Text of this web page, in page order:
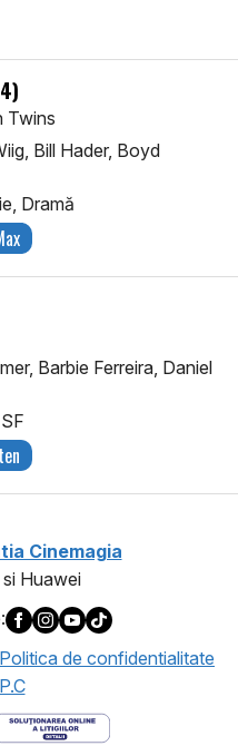
Twins
Bill Hader, Boyd
Dramă
Barbie Ferreira, Daniel
Cinemagia
Huawei
Politica de confidentialitate